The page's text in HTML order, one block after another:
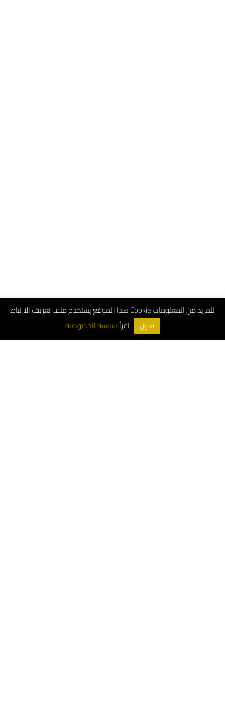
هذا الموقع يستخدم ملف تعريف الارتباط Cookie للمزيد من المعلومات
اقرأ
قبول